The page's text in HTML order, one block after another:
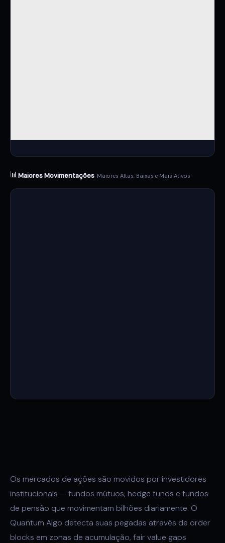
📊Maiores Movimentações· Maiores Altas, Baixas e Mais Ativos
Os mercados de ações são movidos por investidores
institucionais — fundos mútuos, hedge funds e fundos
de pensão que movimentam bilhões diariamente. O
Quantum Algo detecta suas pegadas através de order
blocks em zonas de acumulação, fair value gaps